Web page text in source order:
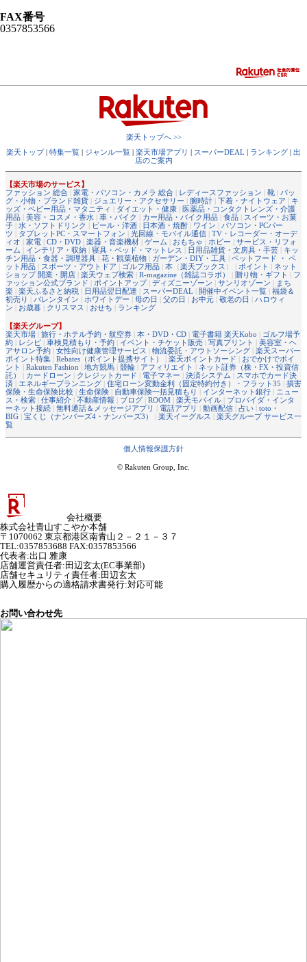
FAX番号
0357853566
楽天トップへ >>
楽天トップ| 特集一覧 | ジャンル一覧 | 楽天市場アプリ | スーパーDEAL | ランキング | 出
店のご案内
【楽天市場のサービス】
ファッション 総合 | 家電・パソコン・カメラ 総合 | レディースファッション | 靴 | バッ
グ・小物・ブランド雑貨 | ジュエリー・アクセサリー | 腕時計 | 下着・ナイトウェア | キ
ッズ・ベビー用品・マタニティ | ダイエット・健康 | 医薬品・コンタクトレンズ・介護
用品 | 美容・コスメ・香水 | 車・バイク | カー用品・バイク用品 | 食品 | スイーツ・お菓
子 | 水・ソフトドリンク | ビール・洋酒 | 日本酒・焼酎 | ワイン | パソコン・PCパー
ツ | タブレットPC・スマートフォン | 光回線・モバイル通信 | TV・レコーダー・オーデ
ィオ | 家電 | CD・DVD | 楽器・音楽機材 | ゲーム | おもちゃ | ホビー | サービス・リフォ
ーム | インテリア・収納 | 寝具・ベッド・マットレス | 日用品雑貨・文房具・手芸 | キッ
チン用品・食器・調理器具 | 花・観葉植物 | ガーデン・DIY・工具 | ペットフード ・ ペ
ット用品 | スポーツ・アウトドア | ゴルフ用品 | 本 （楽天ブックス ） | ポイント | ネット
ショップ 開業・開店 | 楽天ウェブ検索 | R-magazine（雑誌コラボ） | 贈り物・ギフト | フ
ァッション公式ブランド | ポイントアップ| ディズニーゾーン | サンリオゾーン | まち
楽 | 楽天ふるさと納税 | 日用品翌日配達 | スーパーDEAL | 開催中イベント一覧 | 福袋＆
初売り | バレンタイン | ホワイトデー | 母の日 | 父の日 | お中元 | 敬老の日 | ハロウィ
ン | お歳暮 | クリスマス | おせち | ランキング
【楽天グループ】
楽天市場 | 旅行・ホテル予約・航空券 | 本・DVD・CD | 電子書籍 楽天Kobo | ゴルフ場予
約 | レシピ | 車検見積もり・予約 | イベント・チケット販売 | 写真プリント | 美容室・ヘ
アサロン予約 | 女性向け健康管理サービス | 物流委託・アウトソーシング | 楽天スーパー
ポイント特集 | Rebates（ポイント提携サイト） | 楽天ポイントカード | おでかけでポイ
ント | Rakuten Fashion | 地方競馬 | 競輪 | アフィリエイト | ネット証券（株・FX・投資信
託）
| カードローン | クレジットカード | 電子マネー | 決済システム | スマホでカード決
済 | エネルギープランニング | 住宅ローン変動金利（固定特約付き）・フラット35 | 損害
保険・生命保険比較 | 生命保険 | 自動車保険一括見積もり | インターネット銀行 | ニュー
ス・検索 | 仕事紹介 | 不動産情報 | ブログ | ROOM | 楽天モバイル | プロバイダ・インタ
ーネット接続 | 無料通話＆メッセージアプリ | 電話アプリ | 動画配信 | 占い | toto・
BIG | 宝くじ（ナンバーズ4・ナンバーズ3） | 楽天イーグルス | 楽天グループ サービス一
覧
個人情報保護方針
© Rakuten Group, Inc.
会社概要
株式会社青山すこやか本舗
〒1070062 東京都港区南青山２－２１－３７
TEL:0357853688 FAX:0357853566
代表者:出口 雅康
店舗運営責任者: 田辺玄太(EC事業部)
店舗セキュリティ責任者: 田辺玄太
購入履歴からの適格請求書発行:対応可能
お問い合わせ先